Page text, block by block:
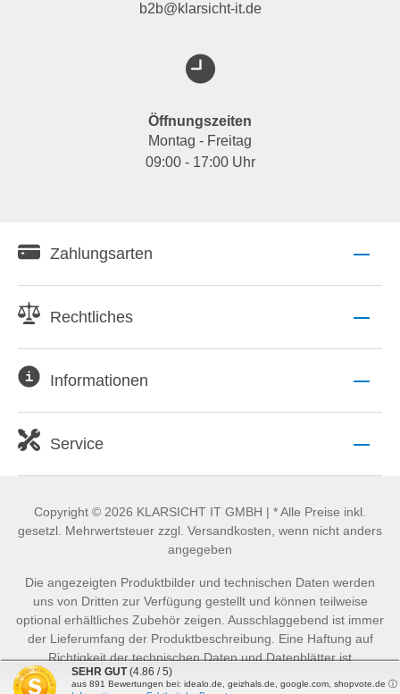
b2b@klarsicht-it.de
Öffnungszeiten
Montag - Freitag
09:00 - 17:00 Uhr
Zahlungsarten
Rechtliches
Informationen
Service
Copyright © 2026 KLARSICHT IT GMBH | * Alle Preise inkl.
gesetzl. Mehrwertsteuer zzgl. Versandkosten, wenn nicht anders
angegeben
Die angezeigten Produktbilder und technischen Daten werden
uns von Dritten zur Verfügung gestellt und können teilweise
optional erhältliches Zubehör zeigen. Ausschlaggebend ist immer
der Lieferumfang der Produktbeschreibung. Eine Haftung auf
Richtigkeit der technischen Daten und Datenblätter ist
ausgeschlossen.
SEHR GUT (4.86 / 5)
aus 891 Bewertungen bei: idealo.de, geizhals.de, google.com, shopvote.de ⓘ